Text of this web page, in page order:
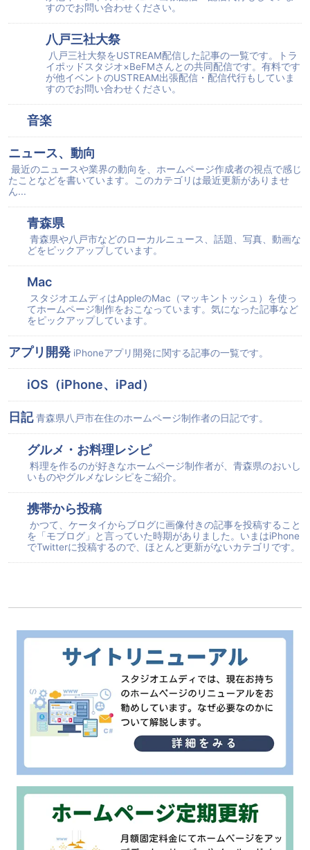
すのでお問い合わせください。
八戸三社大祭
八戸三社大祭をUSTREAM配信した記事の一覧です。トラ
イポッドスタジオ×BeFMさんとの共同配信です。有料です
が他イベントのUSTREAM出張配信・配信代行もしていま
すのでお問い合わせください。
音楽
ニュース、動向
最近のニュースや業界の動向を、ホームページ作成者の視点で感じ
たことなどを書いています。このカテゴリは最近更新がありませ
ん...
青森県
青森県や八戸市などのローカルニュース、話題、写真、動画な
どをピックアップしています。
Mac
スタジオエムディはAppleのMac（マッキントッシュ）を使っ
てホームページ制作をおこなっています。気になった記事など
をピックアップしています。
アプリ開発 iPhoneアプリ開発に関する記事の一覧です。
iOS（iPhone、iPad）
日記青森県八戸市在住のホームページ制作者の日記です。
グルメ・お料理レシピ
料理を作るのが好きなホームページ制作者が、青森県のおいし
いものやグルメなレシピをご紹介。
携帯から投稿
かつて、ケータイからブログに画像付きの記事を投稿すること
を「モブログ」と言っていた時期がありました。いまはiPhone
でTwitterに投稿するので、ほとんど更新がないカテゴリです。
カテゴリメニュー